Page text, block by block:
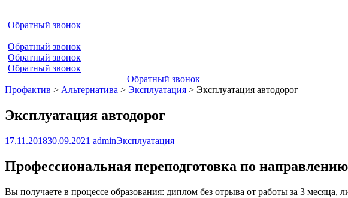
Обратный звонок
Обратный звонок
Обратный звонок
Обратный звонок
Обратный звонок
Профактив > Альтернатива > Эксплуатация > Эксплуатация автодорог
Эксплуатация автодорог
17.11.201830.09.2021 adminЭксплуатация
Профессиональная переподготовка по
Вы получаете в процессе образования: диплом без отрыва от работы за 3